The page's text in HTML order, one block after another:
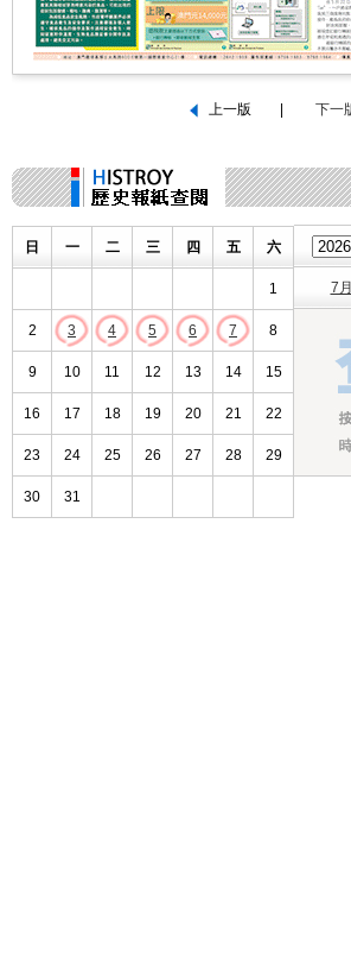
日 一 二 三 四 五 六
1
2 3 4 5 6 7 8
9 10 11 12 13 14 15
16 17 18 19 20 21 22
23 24 25 26 27 28 29
30 31
7月